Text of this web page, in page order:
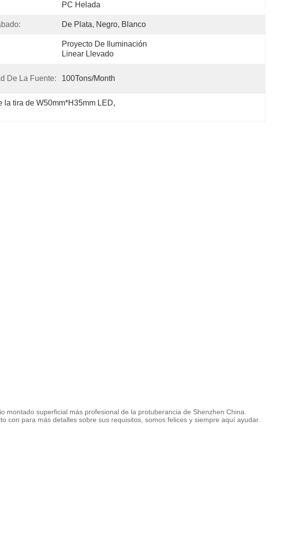
PC Helada
De Plata, Negro, Blanco
Proyecto De Iluminación
Linear Llevado
De La Fuente: 100Tons/Month
la tira de W50mm*H35mm LED,
superficial más profesional de la protuberancia de Shenzhen China.
con para más detalles sobre sus requisitos, somos felices y siempre aquí ayudar.